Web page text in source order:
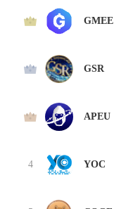
1 GMEE
2 GSR
3 APEU
4 YOC